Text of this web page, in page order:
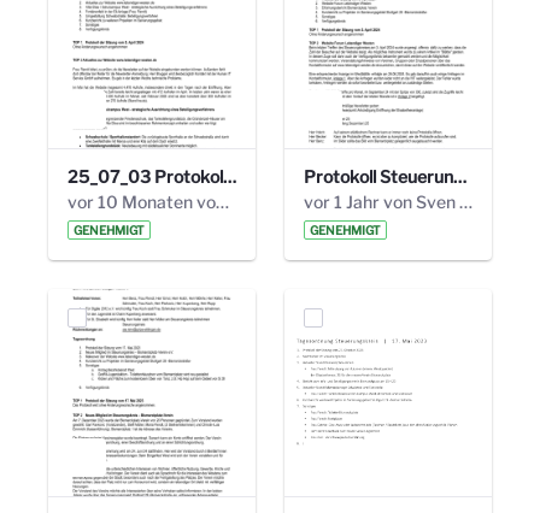
25_07_03 Protokoll Steuerungskreis.pdf
vor 10 Monaten von Alexander Orlowski
GENEHMIGT
Protokoll Steuerungskreis_06.02.2025 .pdf
vor 1 Jahr von Sven Hitzler
GENEHMIGT